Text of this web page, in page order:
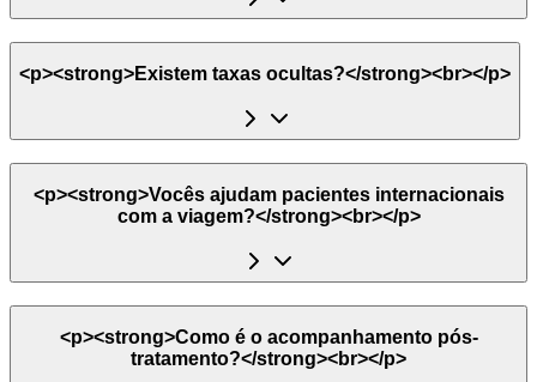
<p><strong>Existem taxas ocultas?</strong><br></p>
<p><strong>Vocês ajudam pacientes internacionais
com a viagem?</strong><br></p>
<p><strong>Como é o acompanhamento pós-
tratamento?</strong><br></p>